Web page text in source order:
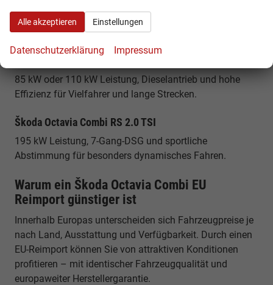
150 kW Leistung, 7-Gang-DSG und Allradantrieb für
souveräne Fahrleistungen und zusätzliche Traktion.
85 kW oder 110 kW Leistung, Dieselantrieb und hohe
Effizienz für Vielfahrer und lange Strecken.
Škoda Octavia Combi RS 2.0 TSI
195 kW Leistung, 7-Gang-DSG und sportliche
Abstimmung für besonders dynamisches Fahren.
Warum ein Škoda Octavia Combi EU
Reimport günstiger ist
Innerhalb Europas unterscheiden sich Fahrzeugpreise je
nach Land, Ausstattung und Verfügbarkeit. Durch einen
EU-Reimport können Sie von attraktiven Konditionen
profitieren – mit identischer Fahrzeugqualität und
europaweiter Herstellergarantie.
Alle akzeptieren Einstellungen
Datenschutzerklärung Impressum